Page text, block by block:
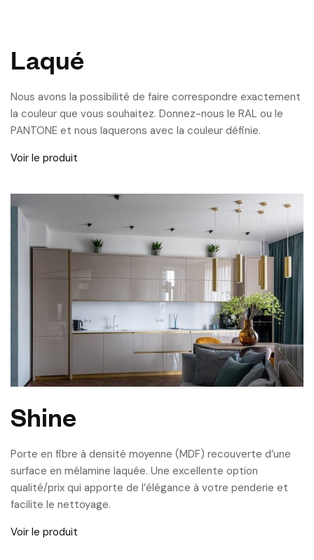
Laqué
Nous avons la possibilité de faire correspondre exactement
la couleur que vous souhaitez. Donnez-nous le RAL ou le
PANTONE et nous laquerons avec la couleur définie.
Voir le produit
Shine
Porte en fibre à densité moyenne (MDF) recouverte d’une
surface en mélamine laquée. Une excellente option
qualité/prix qui apporte de l’élégance à votre penderie et
facilite le nettoyage.
Voir le produit